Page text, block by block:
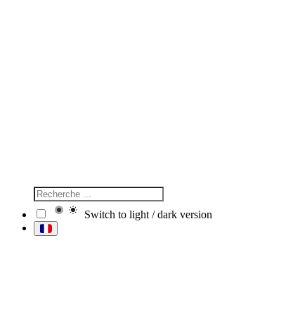
Switch to light / dark version